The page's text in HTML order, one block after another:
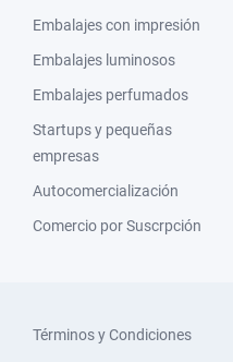
Embalajes con impresión
Embalajes luminosos
Embalajes perfumados
Startups y pequeñas
empresas
Autocomercialización
Comercio por Suscrpción
Términos y Condiciones